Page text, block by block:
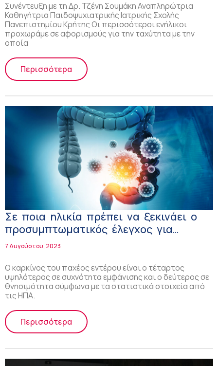
Συνέντευξη με τη Δρ. Τζένη Σουμάκη Αναπληρώτρια
Καθηγήτρια Παιδοψυχιατρικής Ιατρικής Σχολής
Πανεπιστημίου Κρήτης Οι περισσότεροι ενήλικοι
προχωράμε σε αφορισμούς για την ταχύτητα με την
οποία
Περισσότερα
Σε ποια ηλικία πρέπει να ξεκινάει ο
προσυμπτωματικός έλεγχος για
καρκίνο παχέος εντέρου!
7 Αυγούστου, 2023
Ο καρκίνος του παχέος εντέρου είναι ο τέταρτος
υψηλότερος σε συχνότητα εμφάνισης και ο δεύτερος σε
θνησιμότητα σύμφωνα με τα στατιστικά στοιχεία από
τις ΗΠΑ.
Περισσότερα